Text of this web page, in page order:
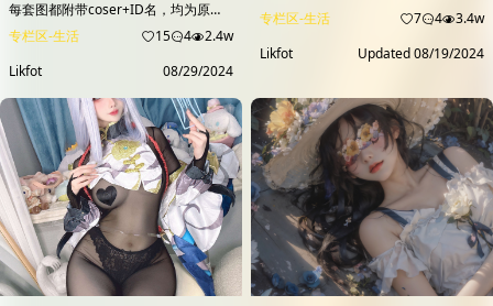
每套图都附带coser+ID名，均为原
图，可提供网盘。...
专栏区-生活 15 4
2.4w
Likfot
08/29/2024
低触感慢玩舒适
专栏区-生活
7 4
3.4w
Likfot
Updated08/19/2024